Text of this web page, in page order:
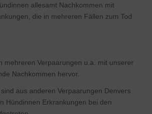
allesamt Nachkommen mit
die in mehreren Fällen zum Tod
mehreren Verpaarungen u.a. mit unserer
Nachkommen hervor.
aus anderen Verpaarungen Denvers
Hündinnen Erkrankungen bei den